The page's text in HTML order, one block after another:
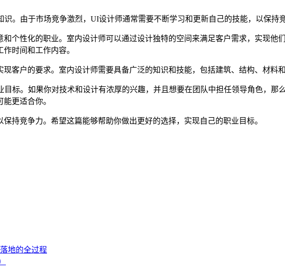
。由于市场竞争激烈，UI设计师通常需要不断学习和更新自己的技能，以保持竞
个性化的职业。室内设计师可以通过设计独特的空间来满足客户需求，实现他
时间和工作内容。
客户的要求。室内设计师需要具备广泛的知识和技能，包括建筑、结构、材料
标。如果你对技术和设计有浓厚的兴趣，并且想要在团队中担任领导角色，那
更适合你。
持竞争力。希望这篇能够帮助你做出更好的选择，实现自己的职业目标。
地的全过程